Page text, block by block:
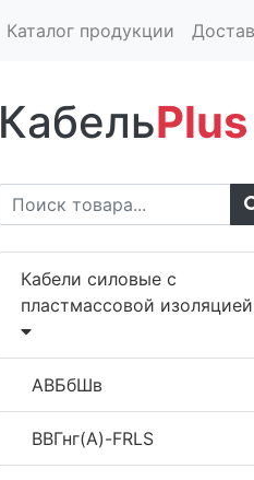
Каталог продукции
КабельPlus
Кабели силовые с
пластмассовой изоляцией
АВБбШв
ВВГнг(A)-FRLS